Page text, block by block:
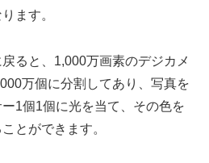
ます。
ると、1,000万画素のデジカメ
万個に分割してあり、写真を
1個1個に光を当て、その色を
とができます。